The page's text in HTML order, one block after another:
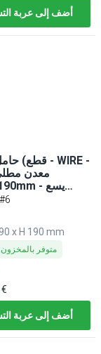
أضف إلى عربة
معدن
حوالي
طية - يشمل
x H 190 mm
متوفر بالمخزون
أضف إلى عربة